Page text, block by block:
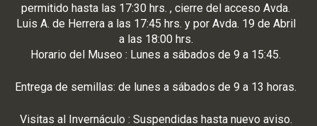
permitido hasta las 17:30 hrs. , cierre del acceso Avda.
Luis A. de Herrera a las 17:45 hrs. y por Avda. 19 de Abril
a las 18:00 hrs.
Horario del Museo : Lunes a sábados de 9 a 15:45.
Entrega de semillas: de lunes a sábados de 9 a 13 horas.
Visitas al Invernáculo : Suspendidas hasta nuevo aviso.